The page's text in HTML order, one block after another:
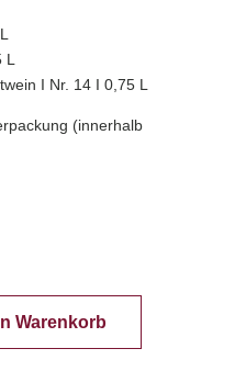
L
I Nr. 14 I 0,75 L
(innerhalb
Warenkorb